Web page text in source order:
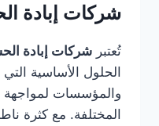
شركات إبادة
تُعتبر شركات إبادة
الحلول الأساسية التي
والمؤسسات لمواجهة
المختلفة. مع كثرة